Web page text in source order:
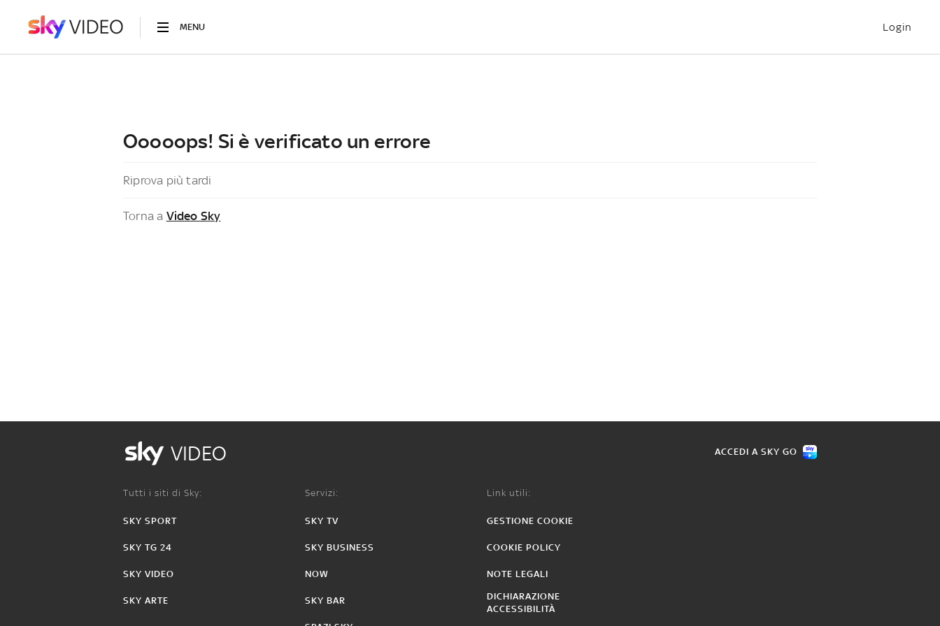
MENU Login
Ooooops! Si è verificato un errore
Riprova più tardi
Torna a Video Sky
VIDEO ACCEDI A SKY GO
Tutti i siti di Sky:
SKY SPORT
SKY TG 24
SKY VIDEO
SKY ARTE
Servizi:
SKY TV
SKY BUSINESS
NOW
SKY BAR
Link utili:
GESTIONE COOKIE
COOKIE POLICY
NOTE LEGALI
DICHIARAZIONE
ACCESSIBILITÀ